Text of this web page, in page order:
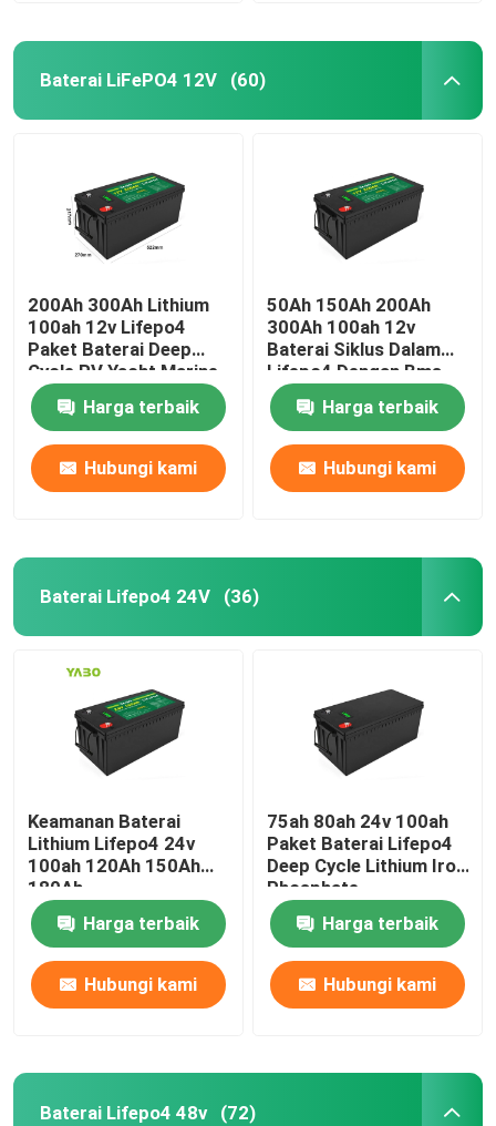
Baterai LiFePO4 12V (60)
200Ah 300Ah Lithium
100ah 12v Lifepo4
Paket Baterai Deep
Cycle RV Yacht Marine
Solar
Harga terbaik
Hubungi kami
50Ah 150Ah 200Ah
300Ah 100ah 12v
Baterai Siklus Dalam
Lifepo4 Dengan Bms
Solar Bawaan
Harga terbaik
Hubungi kami
Baterai Lifepo4 24V (36)
Keamanan Baterai
Lithium Lifepo4 24v
100ah 120Ah 150Ah
180Ah
Harga terbaik
Hubungi kami
75ah 80ah 24v 100ah
Paket Baterai Lifepo4
Deep Cycle Lithium Iron
Phosphate
Harga terbaik
Hubungi kami
Baterai Lifepo4 48v (72)